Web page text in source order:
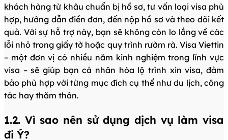
khách hàng từ khâu chuẩn bị hồ sơ, tư vấn loại visa phù
hợp, hướng dẫn điền đơn, đến nộp hồ sơ và theo dõi kết
quả. Với sự hỗ trợ này, bạn sẽ không còn lo lắng về các
lỗi nhỏ trong giấy tờ hoặc quy trình rườm rà. Visa Viettin
– một đơn vị có nhiều năm kinh nghiệm trong lĩnh vực
visa – sẽ giúp bạn cá nhân hóa lộ trình xin visa, đảm
bảo phù hợp với từng mục đích cụ thể như du lịch, công
tác hay thăm thân.
1.2. Vì sao nên sử dụng dịch vụ làm visa
đi Ý?